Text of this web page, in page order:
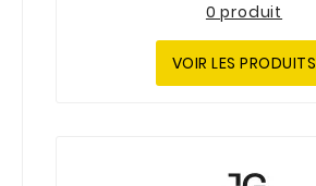
0 produit
VOIR LES PRODUITS